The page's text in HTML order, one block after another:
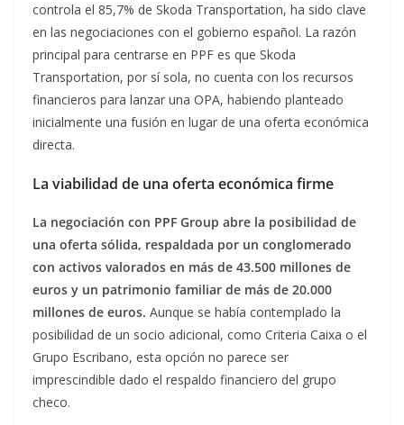
controla el 85,7% de Skoda Transportation, ha sido clave
en las negociaciones con el gobierno español. La razón
principal para centrarse en PPF es que Skoda
Transportation, por sí sola, no cuenta con los recursos
financieros para lanzar una OPA, habiendo planteado
inicialmente una fusión en lugar de una oferta económica
directa.
La viabilidad de una oferta económica firme
La negociación con PPF Group abre la posibilidad de
una oferta sólida, respaldada por un conglomerado
con activos valorados en más de 43.500 millones de
euros y un patrimonio familiar de más de 20.000
millones de euros. Aunque se había contemplado la
posibilidad de un socio adicional, como Criteria Caixa o el
Grupo Escribano, esta opción no parece ser
imprescindible dado el respaldo financiero del grupo
checo.